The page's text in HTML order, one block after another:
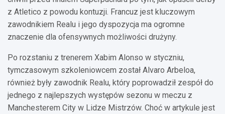
z Atletico z powodu kontuzji. Francuz jest kluczowym
zawodnikiem Realu i jego dyspozycja ma ogromne
znaczenie dla ofensywnych możliwości drużyny.
Po rozstaniu z trenerem Xabim Alonso w styczniu,
tymczasowym szkoleniowcem został Alvaro Arbeloa,
również były zawodnik Realu, który poprowadził zespół do
jednego z najlepszych występów sezonu w meczu z
Manchesterem City w Lidze Mistrzów. Choć w artykule jest